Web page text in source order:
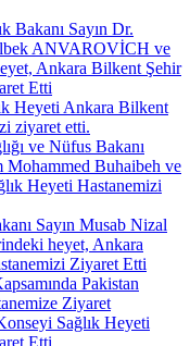
Bakanı Sayın Dr.
ANVAROVİCH ve
Ankara Bilkent Şehir
Etti
Heyeti Ankara Bilkent
ziyaret etti.
ve Nüfus Bakanı
Mohammed Buhaibeh ve
Heyeti Hastanemizi
Sayın Musab Nizal
heyet, Ankara
Ziyaret Etti
Pakistan
Ziyaret
Sağlık Heyeti
Etti